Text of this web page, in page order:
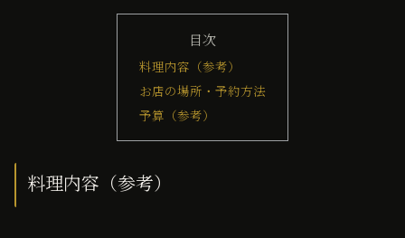
目次
料理内容（参考）
お店の場所・予約方法
予算（参考）
料理内容（参考）